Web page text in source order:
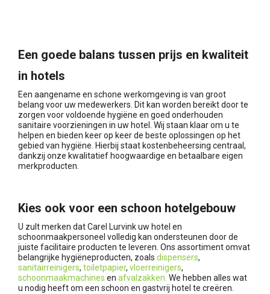
Een goede balans tussen prijs en kwaliteit
in hotels
Een aangename en schone werkomgeving is van groot
belang voor uw medewerkers. Dit kan worden bereikt door te
zorgen voor voldoende hygiëne en goed onderhouden
sanitaire voorzieningen in uw hotel. Wij staan klaar om u te
helpen en bieden keer op keer de beste oplossingen op het
gebied van hygiëne. Hierbij staat kostenbeheersing centraal,
dankzij onze kwalitatief hoogwaardige en betaalbare eigen
merkproducten.
Kies ook voor een schoon hotelgebouw
U zult merken dat Carel Lurvink uw hotel en
schoonmaakpersoneel volledig kan ondersteunen door de
juiste facilitaire producten te leveren. Ons assortiment omvat
belangrijke hygiëneproducten, zoals dispensers,
sanitairreinigers, toiletpapier, vloerreinigers,
schoonmaakmachines en afvalzakken. We hebben alles wat
u nodig heeft om een schoon en gastvrij hotel te creëren.